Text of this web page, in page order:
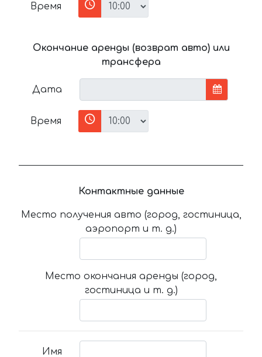
Время
Окончание аренды (возврат авто) или
трансфера
Дата
Время
Контактные данные
Место получения авто (город, гостиница,
аэропорт и т. д.)
Место окончания аренды (город,
гостиница и т. д.)
Имя